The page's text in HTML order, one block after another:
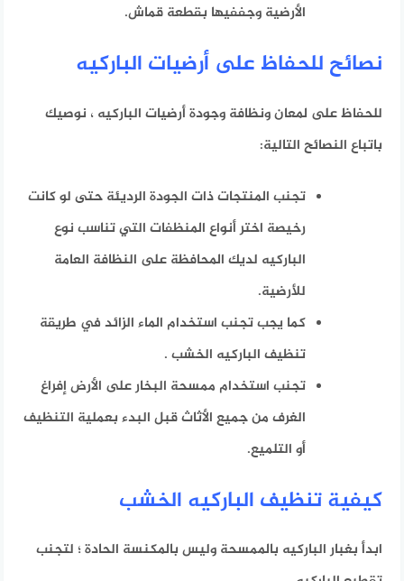
الأرضية وجففيها بقطعة قماش.
نصائح للحفاظ على أرضيات الباركيه
للحفاظ على لمعان ونظافة وجودة أرضيات الباركيه ، نوصيك
باتباع النصائح التالية:
تجنب المنتجات ذات الجودة الرديئة حتى لو كانت
رخيصة اختر أنواع المنظفات التي تناسب نوع
الباركيه لديك المحافظة على النظافة العامة
للأرضية.
كما يجب تجنب استخدام الماء الزائد في طريقة
تنظيف الباركيه الخشب .
تجنب استخدام ممسحة البخار على الأرضإفراغ
الغرف من جميع الأثاث قبل البدء بعملية التنظيف
أو التلميع.
كيفية تنظيف الباركيه الخشب
ابدأ بغبار الباركيه بالممسحة وليس بالمكنسة الحادة ؛ لتجنب